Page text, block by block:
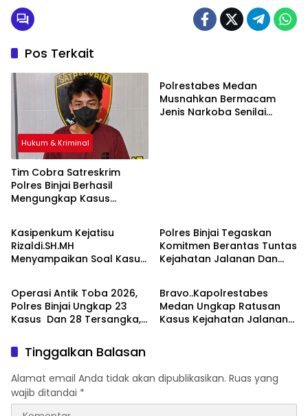
Pos Terkait
Hukum & Kriminal
Tim Cobra Satreskrim
Polres Binjai Berhasil
Mengungkap Kasus
Polrestabes Medan
Musnahkan Bermacam
Jenis Narkoba Senilai
Hukum & Kriminal
Kasipenkum Kejatisu
Rizaldi.SH.MH
Menyampaikan Soal Kasus
Aset Perkebunan PTPN ll
JPU, Akan Banding
Polres Binjai Tegaskan
Komitmen Berantas Tuntas
Kejahatan Jalanan Dan
Cobra
Hukum & Kriminal
Operasi Antik Toba 2026,
Polres Binjai Ungkap 23
Kasus Dan 28 Tersangka,
Komitmen Perangi
Narkoba Di Wilayah
Hukumnya
Hukum & Kriminal
Bravo..Kapolrestabes
Medan Ungkap Ratusan
Kasus Kejahatan Jalanan
Tinggalkan Balasan
Alamat email Anda tidak akan dipublikasikan. Ruas yang
wajib ditandai *